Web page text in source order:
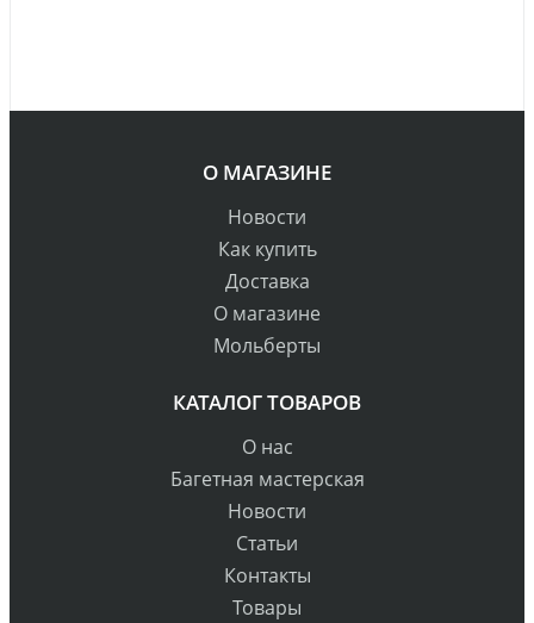
О МАГАЗИНЕ
Новости
Как купить
Доставка
О магазине
Мольберты
КАТАЛОГ ТОВАРОВ
О нас
Багетная мастерская
Новости
Статьи
Контакты
Товары